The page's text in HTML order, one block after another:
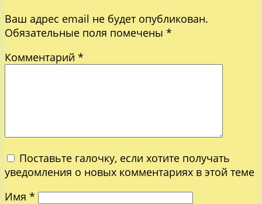
Ваш адрес email не будет опубликован.
Обязательные поля помечены *
Комментарий *
Поставьте галочку, если хотите получать
уведомления о новых комментариях в этой теме
Имя *